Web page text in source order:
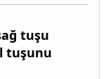
tuşu
tuşunu